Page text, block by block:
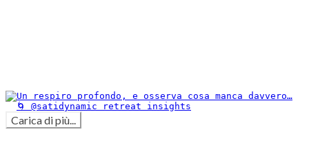
Carica di più...